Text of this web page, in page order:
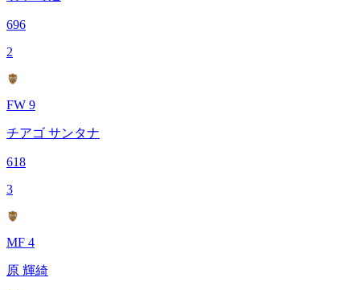
696
2
FW 9
チアゴ サンタナ
618
3
MF 4
原 輝綺